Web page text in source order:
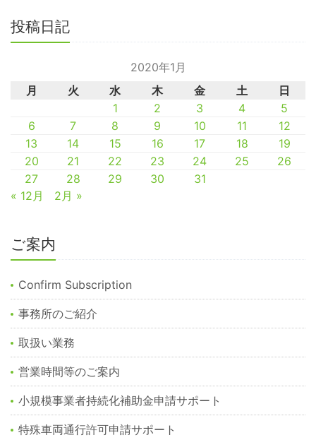
投稿日記
2020年1月
月
火 水 木 金 土
日
1
2 3 4
5
6
7 8 9 10 11
12
13
14 15 16 17 18
19
20
21 22 23 24 25
26
27
28 29 30
31
« 12月
2月 »
ご案内
Confirm Subscription
事務所のご紹介
取扱い業務
営業時間等のご案内
小規模事業者持続化補助金申請サポート
特殊車両通行許可申請サポート